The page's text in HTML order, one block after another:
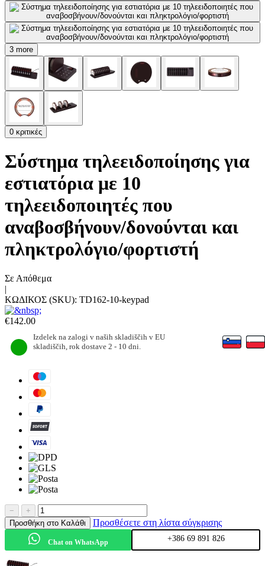
3 more
0 κριτικές
Σύστημα τηλεειδοποίησης για
εστιατόρια με 10
τηλεειδοποιητές που
αναβοσβήνουν/δονούνται και
πληκτρολόγιο/φορτιστή
Σε Απόθεμα
|
ΚΩΔΙΚΟΣ (SKU): TD162-10-keypad
€142.00
Izdelek na zalogi v naših skladiščih v EU
skladiščih, rok dostave 2 - 10 dni.
−
+
Προσθήκη στο Καλάθι
Προσθέσετε στη λίστα σύγκρισης
Chat on WhatsApp +386 69 891 826